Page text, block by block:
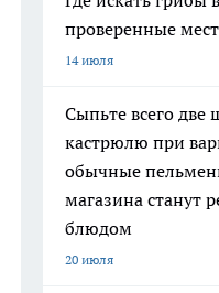
проверенные
14 июля
Сыпьте всего две
кастрюлю при
обычные
магазина станут
блюдом
20 июля